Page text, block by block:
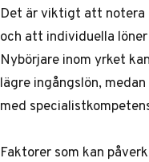
Det är viktigt att
och att individuella
Nybörjare inom yrket
lägre ingångslön,
med
Faktorer som kan